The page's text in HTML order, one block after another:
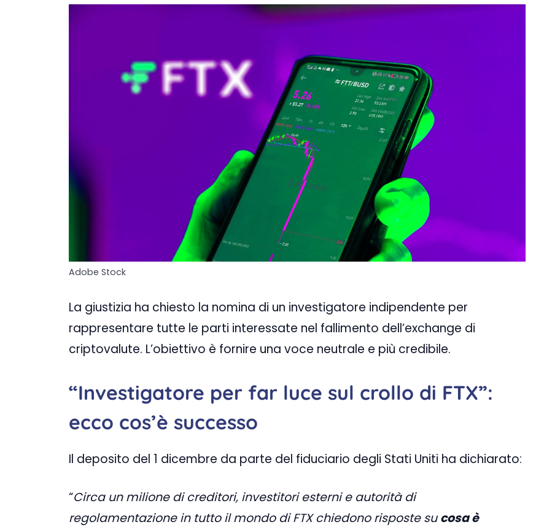
Adobe Stock
La giustizia ha chiesto la nomina di un investigatore indipendente per
rappresentare tutte le parti interessate nel fallimento dell’exchange di
criptovalute. L’obiettivo è fornire una voce neutrale e più credibile.
“Investigatore per far luce sul crollo di FTX”:
ecco cos’è successo
Il deposito del 1 dicembre da parte del fiduciario degli Stati Uniti ha dichiarato:
“Circa un milione di creditori, investitori esterni e autorità di
regolamentazione in tutto il mondo di FTX chiedono risposte sucosa è